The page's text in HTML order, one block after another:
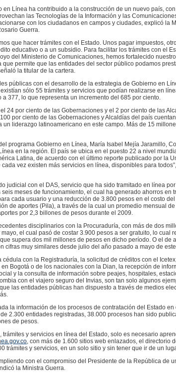
en Línea ha contribuido a la construcción de un nuevo país,
las Tecnologías de la Información y las
con los ciudadanos en campos y ciudades, explicó la
Guerra.
que hacer trámites con el Estado. Unos pagar impuestos,
educativo o a un subsidio. Para facilitar los trámites con el
del Ministerio de Comunicaciones, hemos fortalecido
que permite que las entidades del sector público podamos
la titular de la cartera.
públicas con el desarrollo de la estrategia de Gobierno en
sólo 55 trámites y servicios que podían realizarse en
377, lo que representa un incremento del 685 por ciento.
24 por ciento de las Gobernaciones y el 2 por ciento de las
por ciento de las Gobernaciones y Alcaldías del país
un liderazgo latinoamericano en este campo. Más de 15
programa Gobierno en Línea, María Isabel Mejía Jaramillo,
en la región. El país se ubica en el puesto 22 a nivel
Latina, de acuerdo con el último reporte publicado por la
cada vez existen más servicios en línea, disponibles para
judicial con el DAS, servicio que ha sido tramitado en línea
meses de funcionamiento, el cual ha generado ahorros en
cada usuario y una reducción de 3.800 pesos en el costo del
de aportes (Pila), a través de la cual un promedio mensual
por 2,3 billones de pesos durante el 2009.
disciplinarios con la Procuraduría, con más de dos
el cual pasó de costar 3.900 pesos a ser gratuito, lo cual
supera dos mil millones de pesos en dicho período. O el de
cifras muy similares desde julio del año pasado a mayo de
cédula con la Registraduría, la solicitud de créditos con el
Bogotá o de los nacionales con la Dian, la recepción de
y la consulta de información sobre peajes, hospitales,
con el viajero seguro del Invias, son tan solo algunos
las entidades públicas han dispuesto a través de medios
la información de los procesos de contratación del Estado en
2.300 entidades registradas, 38.000 procesos han sido
de pesos.
trámites y servicios en línea del Estado, solo es necesario
, con más de 1.600 sitios web enlazados, el directorio
trámites y servicios, en un solo sitio y sin tener que ir de un
con el compromiso del Presidente de la República de
la Ministra Guerra.